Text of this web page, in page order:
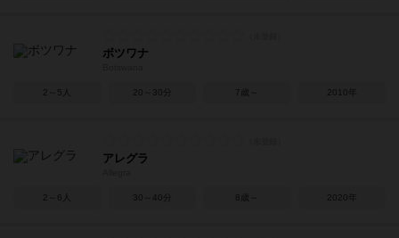
ボツワナ
2～5人 20～30分 7歳～ 2010年
アレグラ
2～6人 30～40分 8歳～ 2020年